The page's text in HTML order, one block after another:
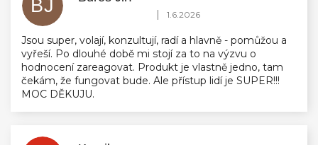
BJ Hodnocení obchodu je 5 z 5 hvězdiček.
| 1.6.2026
Jsou super, volají, konzultují, radí a hlavně - pomůžou a
vyřeší. Po dlouhé době mi stojí za to na výzvu o
hodnocení zareagovat. Produkt je vlastně jedno, tam
čekám, že fungovat bude. Ale přístup lidí je SUPER!!!
MOC DĚKUJU.